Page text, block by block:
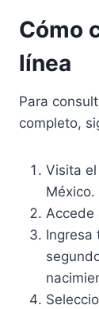
Cómo
línea
Para
completo,
Visita
México.
Accede
Ingresa